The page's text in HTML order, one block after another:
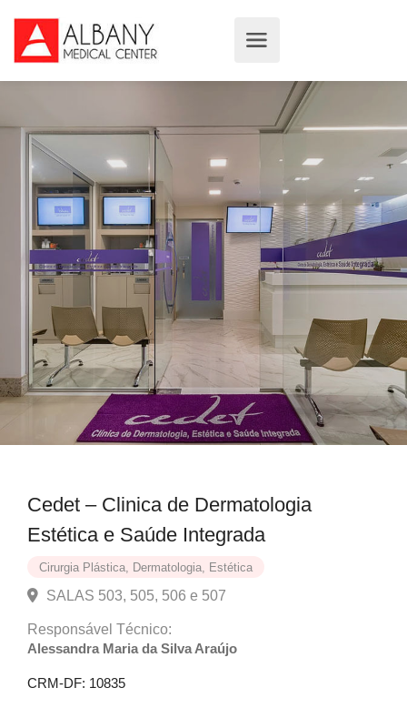
Cedet – Clinica de Dermatologia
Estética e Saúde Integrada
SALAS 503, 505, 506 e 507
Responsável Técnico: